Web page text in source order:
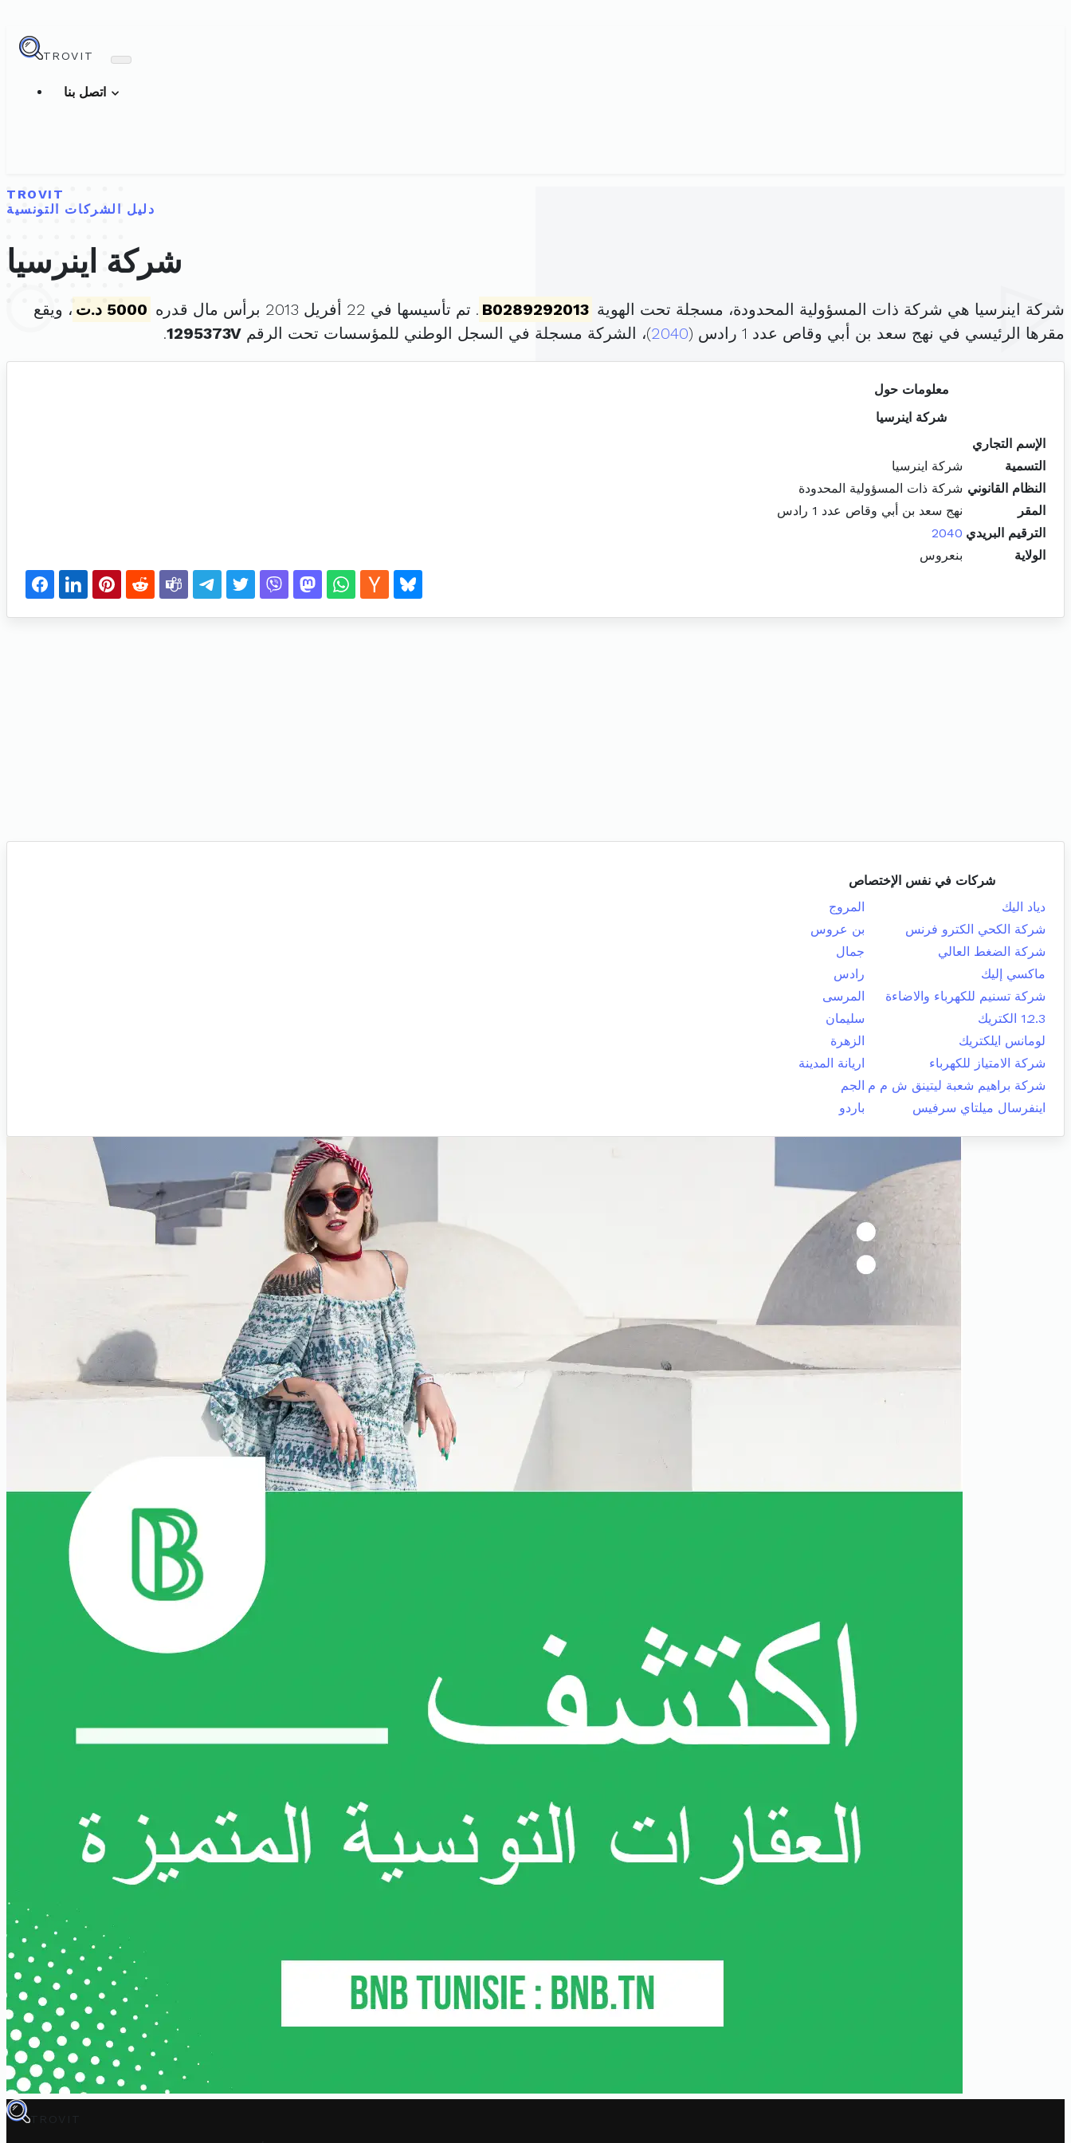
TROVIT
TROVIT
دليل الشركات التونسية
شركة اينرسيا
شركة اينرسيا هي شركة ذات المسؤولية المحدودة، مسجلة تحت الهوية B0289292013 . تم تأسيسها في 22 أفريل 2013 برأس مال قدره 5000 د.ت
، ويقع
مقرها الرئيسي في نهج سعد بن أبي وقاص عدد 1 رادس (
2040)، الشركة مسجلة في السجل الوطني للمؤسسات تحت الرقم 1295373V
.
معلومات حول
شركة اينرسيا
الإسم التجاري
التسمية
شركة اينرسيا
النظام القانوني شركة ذات المسؤولية المحدودة
المقر
نهج سعد بن أبي وقاص عدد 1 رادس
الترقيم البريدي 2040
الولاية
بنعروس
شركات في نفس الإختصاص
دياد اليك
المروج
شركة الكحي الكترو فرنس
بن عروس
شركة الضغط العالي
جمال
ماكسي إليك
رادس
شركة تسنيم للكهرباء والاضاءة
المرسى
1.2.3 الكتريك
سليمان
لومانس ايلكتريك
الزهرة
شركة الامتياز للكهرباء
اريانة المدينة
شركة براهيم شعبة ليتينق ش م م الجم
اينفرسال ميلتاي سرفيس
باردو
TROVIT